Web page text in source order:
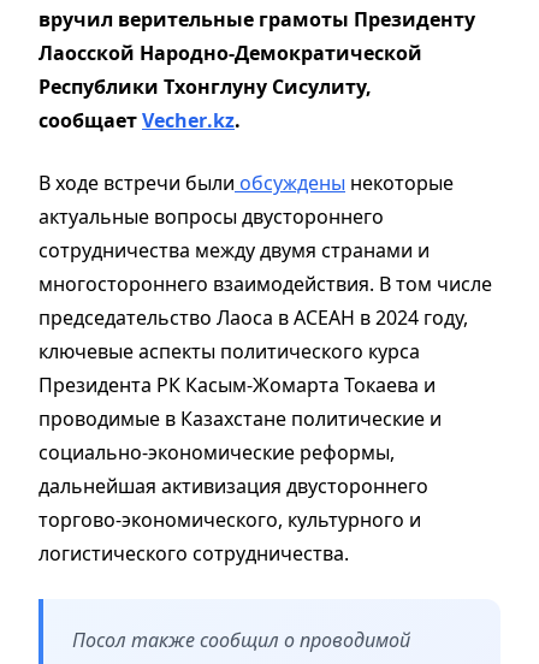
вручил верительные грамоты Президенту
Лаосской Народно-Демократической
Республики Тхонглуну Сисулиту,
сообщаетVecher.kz.
В ходе встречи были обсуждены некоторые
актуальные вопросы двустороннего
сотрудничества между двумя странами и
многостороннего взаимодействия. В том числе
председательство Лаоса в АСЕАН в 2024 году,
ключевые аспекты политического курса
Президента РК Касым-Жомарта Токаева и
проводимые в Казахстане политические и
социально-экономические реформы,
дальнейшая активизация двустороннего
торгово-экономического, культурного и
логистического сотрудничества.
Посол также сообщил о проводимой